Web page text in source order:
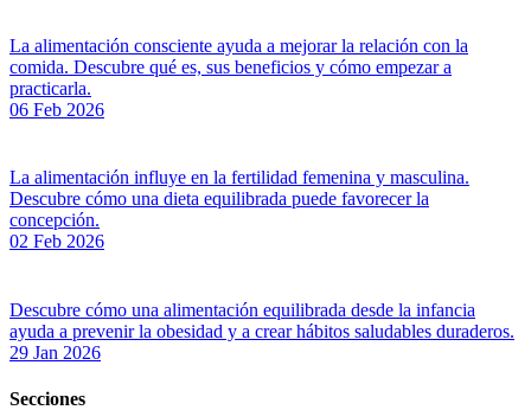
La alimentación consciente ayuda a mejorar la relación con la
comida. Descubre qué es, sus beneficios y cómo empezar a
practicarla.
06 Feb 2026
La alimentación influye en la fertilidad femenina y masculina.
Descubre cómo una dieta equilibrada puede favorecer la
concepción.
02 Feb 2026
Descubre cómo una alimentación equilibrada desde la infancia
ayuda a prevenir la obesidad y a crear hábitos saludables duraderos.
29 Jan 2026
Secciones